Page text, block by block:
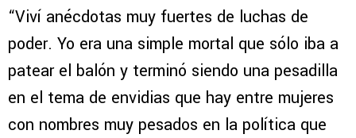
“Viví anécdotas muy fuertes de luchas de
poder. Yo era una simple mortal que sólo iba a
patear el balón y terminó siendo una pesadilla
en el tema de envidias que hay entre mujeres
con nombres muy pesados en la política que